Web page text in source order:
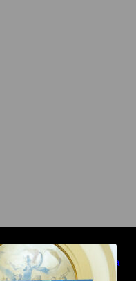
tehnologii de
pentru monitorizarea
critice